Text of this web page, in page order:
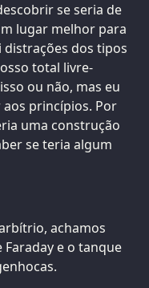
se seria de
lugar melhor para
distrações dos tipos
total livre-
ou não, mas eu
princípios. Por
uma construção
se teria algum
achamos
e o tanque